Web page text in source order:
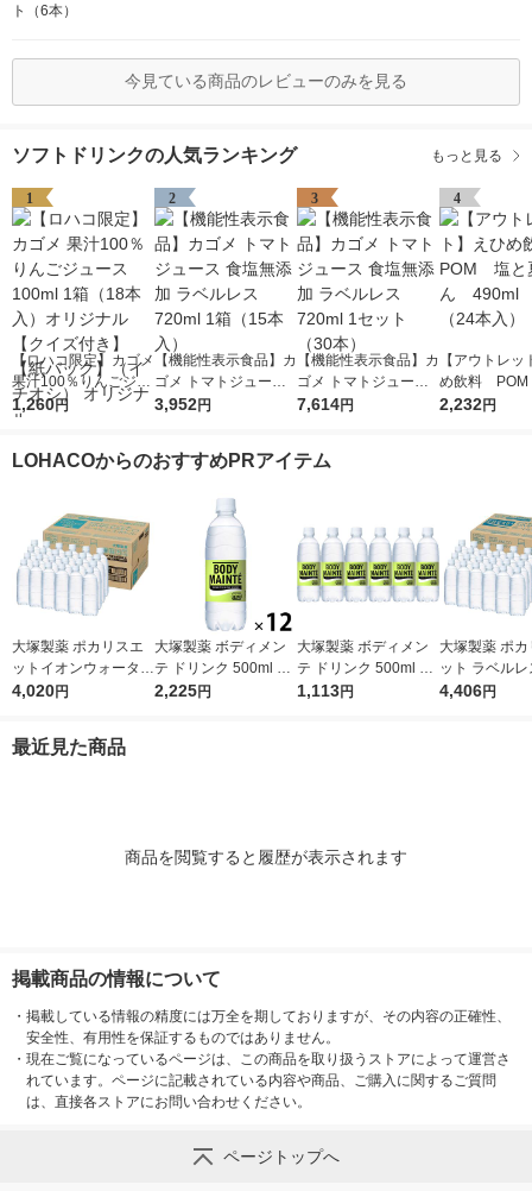
ト（6本）
今見ている商品のレビューのみを見る
ソフトドリンクの人気ランキング もっと見る
1
【ロハコ限定】カゴメ
果汁100％りんごジュ
ース100ml 1箱（18本
（イチオシ） オリジ
1,260円
2
【機能性表示食品】カ
ゴメ トマトジュース
食塩無添加 ラベルレ
3,952円
3
【機能性表示食品】カ
ゴメ トマトジュース
食塩無添加 ラベルレ
7,614円
4
【アウトレッ
め飲料
夏みかん
2,232円
LOHACOからのおすすめPRアイテム
大塚製薬 ポカリスエ
ットイオンウォーター
ラベルレスボトル 500
4,020円
大塚製薬 ボディメン
テ ドリンク 500ml 1
セット（12本）
2,225円
大塚製薬 ボディメン
テ ドリンク 500ml 1
セット（6本）
1,113円
大塚製薬 ポ
ット ラベル
ル 500ml 1箱
4,406円
最近見た商品
商品を閲覧すると履歴が表示されます
掲載商品の情報について
・ 掲載している情報の精度には万全を期しておりますが、その内容の正確性、
安全性、有用性を保証するものではありません。
・ 現在ご覧になっているページは、この商品を取り扱うストアによって運営さ
れています。ページに記載されている内容や商品、ご購入に関するご質問
は、直接各ストアにお問い合わせください。
ページトップへ